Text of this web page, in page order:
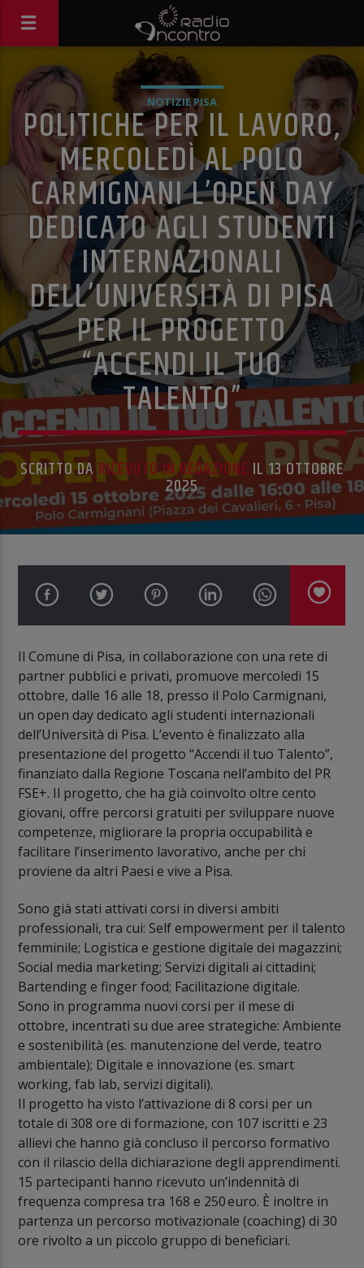
NOTIZIE PISA
POLITICHE PER IL LAVORO,
MERCOLEDÌ AL POLO
CARMIGNANI L’OPEN DAY
DEDICATO AGLI STUDENTI
INTERNAZIONALI
DELL’UNIVERSITÀ DI PISA
PER IL PROGETTO
“ACCENDI IL TUO
TALENTO”
SCRITTO DA RICEVUTO IN REDAZIONE IL 13 OTTOBRE
2025
Il Comune di Pisa, in collaborazione con una rete di
partner pubblici e privati, promuove mercoledì 15
ottobre, dalle 16 alle 18, presso il Polo Carmignani,
un open day dedicato agli studenti internazionali
dell’Università di Pisa. L’evento è finalizzato alla
presentazione del progetto “Accendi il tuo Talento”,
finanziato dalla Regione Toscana nell’ambito del PR
FSE+. Il progetto, che ha già coinvolto oltre cento
giovani, offre percorsi gratuiti per sviluppare nuove
competenze, migliorare la propria occupabilità e
facilitare l’inserimento lavorativo, anche per chi
proviene da altri Paesi e vive a Pisa.
Sono già stati attivati corsi in diversi ambiti
professionali, tra cui: Self empowerment per il talento
femminile; Logistica e gestione digitale dei magazzini;
Social media marketing; Servizi digitali ai cittadini;
Bartending e finger food; Facilitazione digitale.
Sono in programma nuovi corsi per il mese di
ottobre, incentrati su due aree strategiche: Ambiente
e sostenibilità (es. manutenzione del verde, teatro
ambientale); Digitale e innovazione (es. smart
working, fab lab, servizi digitali).
Il progetto ha visto l’attivazione di 8 corsi per un
totale di 308 ore di formazione, con 107 iscritti e 23
allievi che hanno già concluso il percorso formativo
con il rilascio della dichiarazione degli apprendimenti.
15 partecipanti hanno ricevuto un’indennità di
frequenza compresa tra 168 e 250 euro. È inoltre in
partenza un percorso motivazionale (coaching) di 30
ore rivolto a un piccolo gruppo di beneficiari.